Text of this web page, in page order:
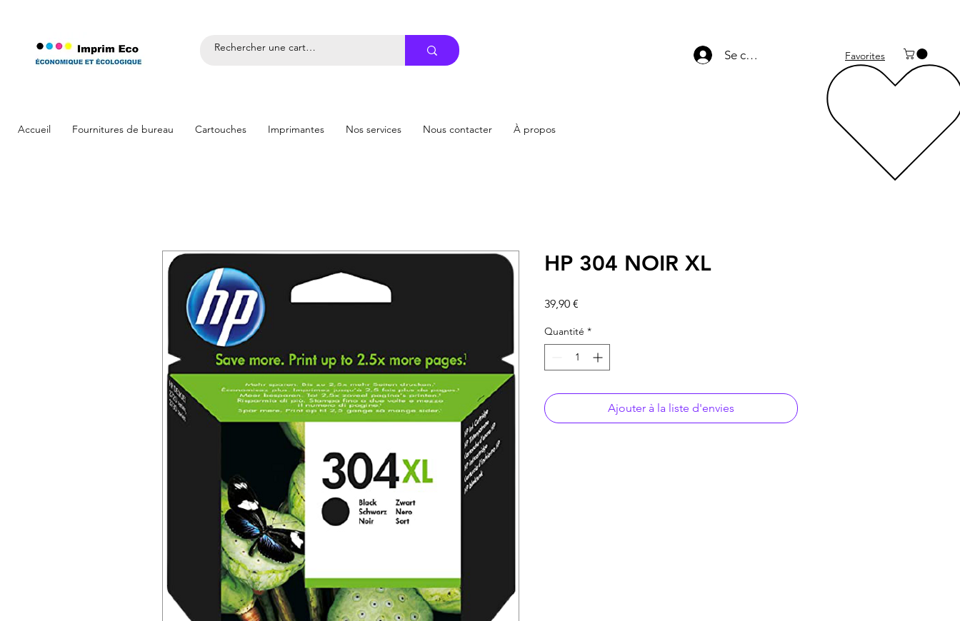
Se connecter Favorites
Accueil Fournitures de bureau Cartouches Imprimantes Nos services Nous contacter À propos
HP 304 NOIR XL
39,90 €
Quantité *
Ajouter à la liste d'envies